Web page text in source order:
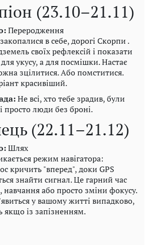
(23.10–21.11)
Переродження
в себе, дорогі Скорпи .
своїх рефлексій і показати
укусу, а для посмішки. Настає
зцілитися. Або помститися.
красивіший.
Не всі, хто тебе зрадив, були
просто люди без броні.
(22.11–21.12)
Шлях
режим навігатора:
кричить "вперед", доки GPS
знайти сигнал. Це гарний час
або просто зміни фокусу.
у вашому житті випадково,
якщо із запізненням.